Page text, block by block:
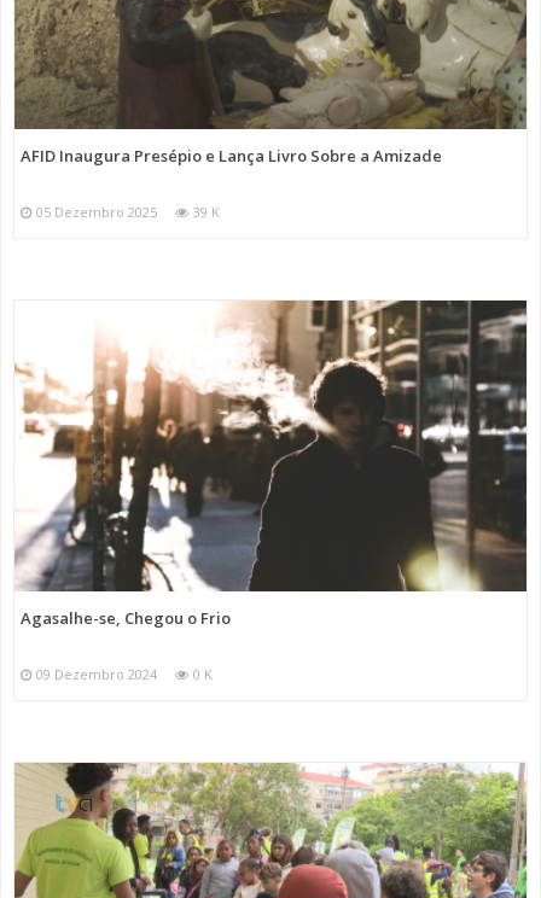
AFID Inaugura Presépio e Lança Livro Sobre a Amizade
05 Dezembro 2025 39 K
Agasalhe-se, Chegou o Frio
09 Dezembro 2024 0 K